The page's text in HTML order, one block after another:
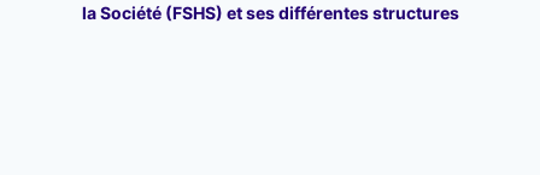
la Société (FSHS) et ses différentes structures